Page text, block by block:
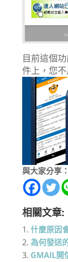
目前這個
件上，您
與大家分享：
相關文章:
什麼原因
為何發送
GMAIL開